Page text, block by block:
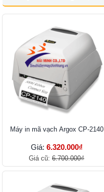
Máy in mã vạch Argox CP-2140
Giá: 6.320.000₫
Giá cũ: 6.700.000₫